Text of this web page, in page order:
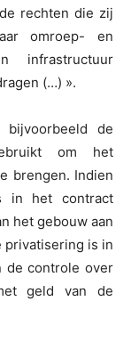
rechten die zij
omroep- en
infrastructuur
(…) ».
de
om het
brengen. Indien
in het contract
het gebouw aan
privatisering is in
de controle over
geld van de